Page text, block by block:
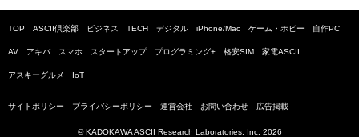
TOP ASCII倶楽部 ビジネス TECH デジタル iPhone/Mac ゲーム・ホビー 自作PC
AV アキバ スマホ スタートアップ プログラミング+ 格安SIM 家電ASCII
アスキーグルメ IoT
サイトポリシー プライバシーポリシー 運営会社 お問い合わせ 広告掲載
© KADOKAWA ASCII Research Laboratories, Inc. 2026